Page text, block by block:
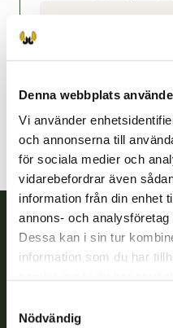
Denna webbplats
Vi använder
och annonserna till
för sociala medier och
vidarebefordrar även
information från din enhet
annons- och
Dessa kan i sin tur
information som du har
Nödvändig
inari@rhy.riista.fi
Finlands viltcentral
jaktvårdsföreningarnas
verkställs och svarar för de